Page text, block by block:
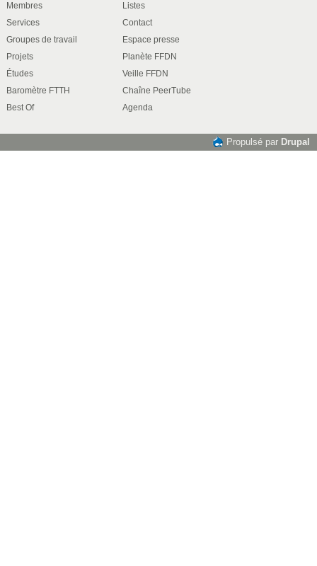
Membres
Services
Groupes de travail
Projets
Études
Baromètre FTTH
Best Of
Listes
Contact
Espace presse
Planète FFDN
Veille FFDN
Chaîne PeerTube
Agenda
Propulsé par Drupal